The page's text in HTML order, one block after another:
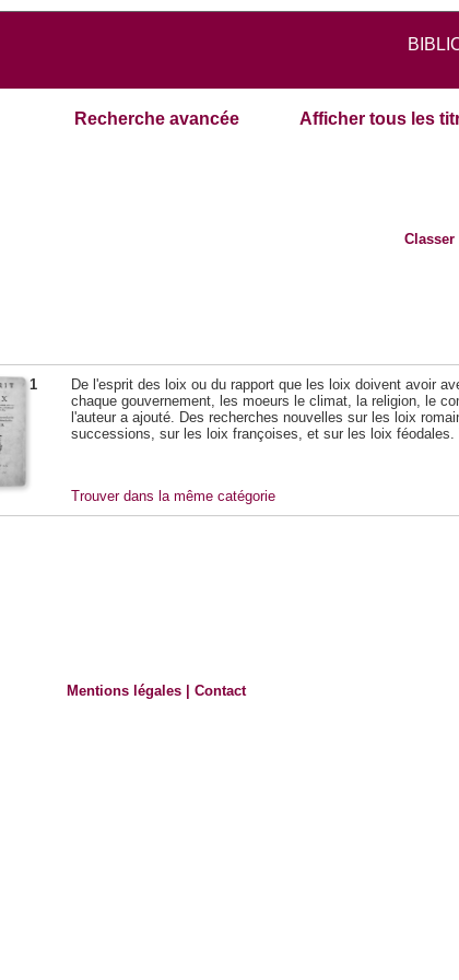
Recherche avancée Afficher tous les
Classer
1
De l'esprit des loix ou du rapport que les loix doivent avoir
chaque gouvernement, les moeurs le climat, la religion, le
l'auteur a ajouté. Des recherches nouvelles sur les loix
successions, sur les loix françoises, et sur les loix féodales.
Trouver dans la même catégorie
Mentions légales |Contact